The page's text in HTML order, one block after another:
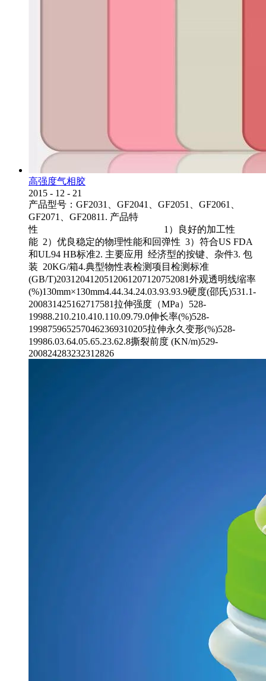
高强度气相胶
2015 - 12 - 21
产品型号：GF2031、GF2041、GF2051、GF2061、
GF2071、GF20811. 产品特
性 1）良好的加工性
能 2）优良稳定的物理性能和回弹性 3）符合US FDA
和UL94 HB标准2. 主要应用 经济型的按键、杂件3. 包
装 20KG/箱4.典型物性表检测项目检测标准
(GB/T)2031204120512061207120752081外观透明线缩率
(%)130mm×130mm4.44.34.24.03.93.93.9硬度(邵氏)531.1-
200831425162717581拉伸强度（MPa）528-
19988.210.210.410.110.09.79.0伸长率(%)528-
1998759652570462369310205拉伸永久变形(%)528-
19986.03.64.05.65.23.62.8撕裂前度 (KN/m)529-
200824283232312826